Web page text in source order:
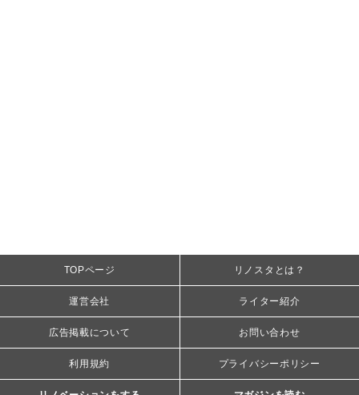
TOPページ リノスタとは？
運営会社 ライター紹介
広告掲載について お問い合わせ
利用規約 プライバシーポリシー